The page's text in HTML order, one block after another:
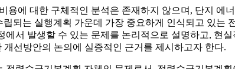
용에 대한 구체적인 분석은 존재하지 않으며, 단지
되는 실행계획 가운데 가장 중요하게 인식되고 있
서 발생할 수 있는 문제를 논리적으로 설명하고, 현
선방안의 논의에 실증적인 근거를 제시하고자 한다.